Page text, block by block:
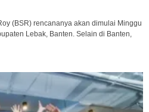
(BSR) rencananya akan dimulai Minggu
Lebak, Banten. Selain di Banten,